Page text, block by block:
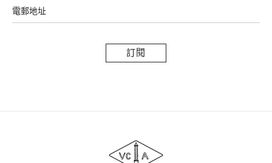
電郵地址
閱
&
Arpels